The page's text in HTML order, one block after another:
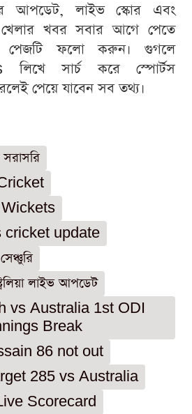
আপডেট, লাইভ স্কোর এবং
খবর সবার আগে পেতে
পেজটি ফলো করুন। গুগলে
লিখে সার্চ করে স্পোর্টস
পেয়ে যাবেন সব তথ্য।
cricket update
লাইভ আপডেট
vs Australia 1st ODI
Break
86 not out
285 vs Australia
Scorecard